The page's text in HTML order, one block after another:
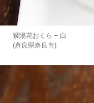
紫陽花おくら – 白
(奈良県奈良市)